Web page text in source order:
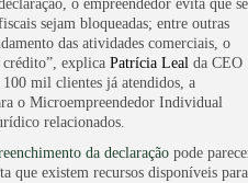
o empreendedor evita que
sejam bloqueadas; entre outras
das atividades comerciais, o
crédito”, explica Patrícia Leal da CEO
mil clientes já atendidos, a
o Microempreendedor Individual
relacionados.
da declaração pode
que existem recursos disponíveis para